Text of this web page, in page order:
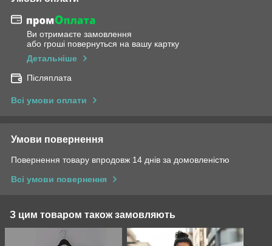
Ви отримаєте замовлення
або гроші повернуться на вашу картку
Детальніше
Післяплата
Всі умови оплати
Умови повернення
Повернення товару впродовж 14 днів за домовленістю
Всі умови повернення
З цим товаром також замовляють